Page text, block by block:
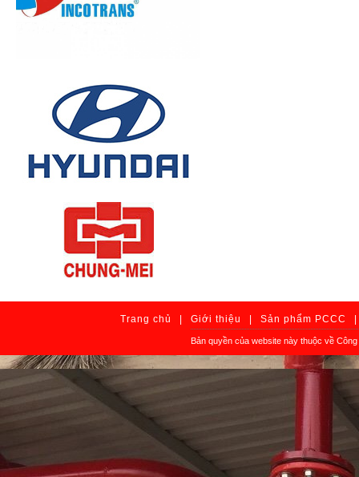
Trang chủ Giới thiệu Sản phẩm PCCC
Bản quyền của website này thuộc về